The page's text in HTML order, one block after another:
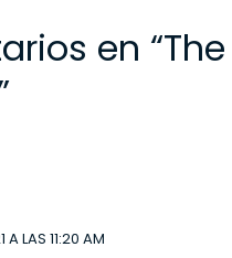
en
A LAS 11:20 AM